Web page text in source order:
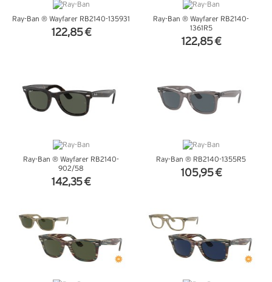
Ray-Ban ® Wayfarer RB2140-135931
122,85 €
Ray-Ban ® Wayfarer RB2140-
1361R5
122,85 €
Ray-Ban ® Wayfarer RB2140-
902/58
142,35 €
Ray-Ban ® RB2140-1355R5
105,95 €